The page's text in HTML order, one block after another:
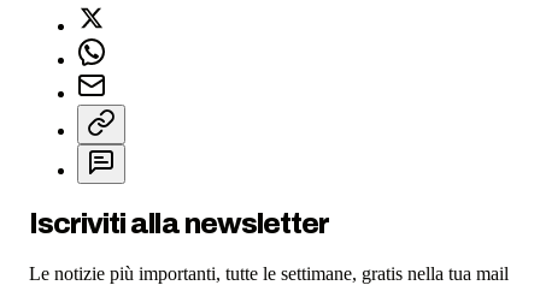
Iscriviti alla newsletter
Le notizie più importanti, tutte le settimane, gratis nella tua mail